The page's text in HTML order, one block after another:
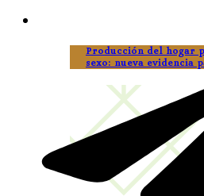
Producción del hogar
sexo: nueva evidencia